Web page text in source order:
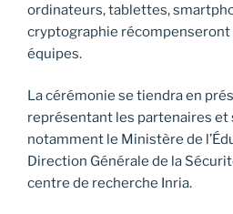
ordinateurs, tablettes,
cryptographie
équipes.
La cérémonie se tiendra en
représentant les partenaires et
notamment le Ministère de
Direction Générale de la
centre de recherche Inria.